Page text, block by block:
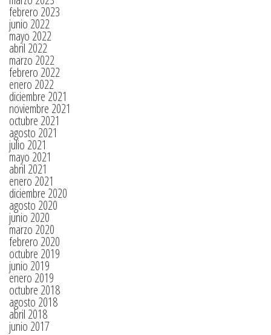
febrero 2023
junio 2022
mayo 2022
abril 2022
marzo 2022
febrero 2022
enero 2022
diciembre 2021
noviembre 2021
octubre 2021
agosto 2021
julio 2021
mayo 2021
abril 2021
enero 2021
diciembre 2020
agosto 2020
junio 2020
marzo 2020
febrero 2020
octubre 2019
junio 2019
enero 2019
octubre 2018
agosto 2018
abril 2018
junio 2017